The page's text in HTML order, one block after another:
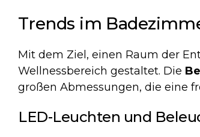
Trends im
Mit dem Ziel, einen Raum der
Wellnessbereich gestaltet. Die
großen Abmessungen, die eine
LED-Leuchten und